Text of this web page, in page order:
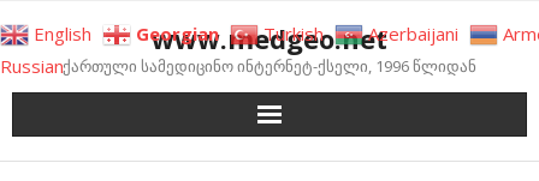
to
content
www.medgeo.net
ქართული სამედიცინო ინტერნეტ-ქსელი, 1996 წლიდან
English Georgian Turkish Azerbaijani
Russian